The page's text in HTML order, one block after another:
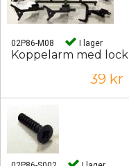
02P86-M08 I lager
Koppelarm med lock
39 kr